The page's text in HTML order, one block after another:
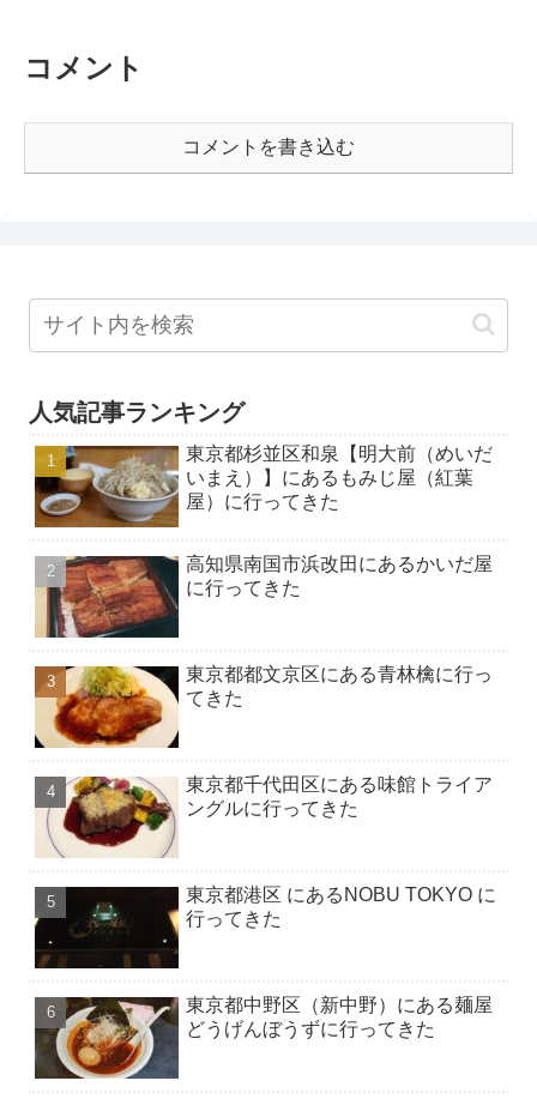
コメント
コメントを書き込む
人気記事ランキング
東京都杉並区和泉【明大前（めいだ
いまえ）】にあるもみじ屋（紅葉
屋）に行ってきた
高知県南国市浜改田にあるかいだ屋
に行ってきた
東京都都文京区にある青林檎に行っ
てきた
東京都千代田区にある味館トライア
ングルに行ってきた
東京都港区 にあるNOBU TOKYO に
行ってきた
東京都中野区（新中野）にある麺屋
どうげんぼうずに行ってきた